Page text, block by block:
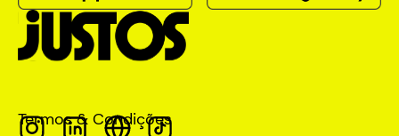
Termos & Condições